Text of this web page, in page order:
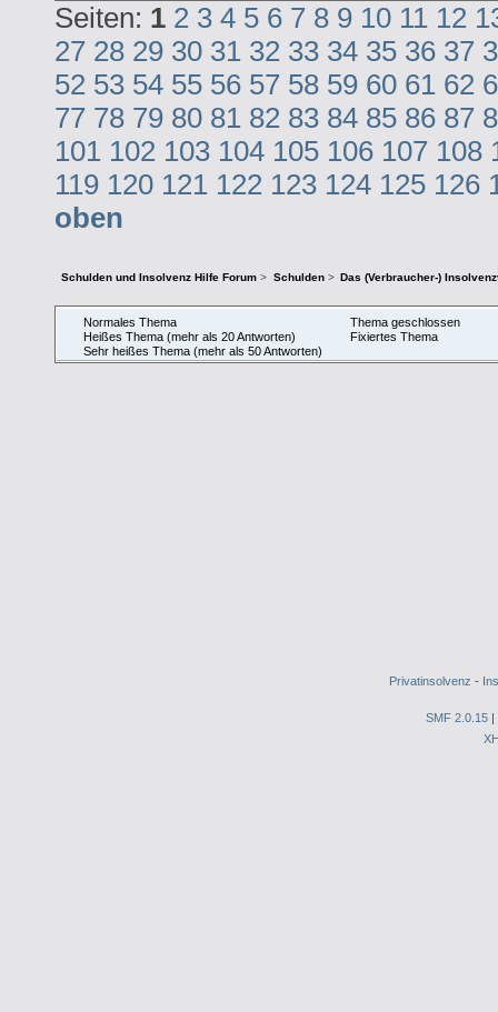
Seiten: 1 2 3 4 5 6 7 8 9 10 11 12
27 28 29 30 31 32 33 34 35 36 37
52 53 54 55 56 57 58 59 60 61 62
77 78 79 80 81 82 83 84 85 86 87
101 102 103 104 105 106 107 108
119 120 121 122 123 124 125 126
oben
Schulden und Insolvenz Hilfe Forum > Schulden> Das (Verbraucher-)
Normales Thema
Heißes Thema (mehr als 20 Antworten)
Sehr heißes Thema (mehr als 50 Antworten)
Thema geschlossen
Fixiertes Thema
Privatinsolvenz -
SMF 2.0.15 |